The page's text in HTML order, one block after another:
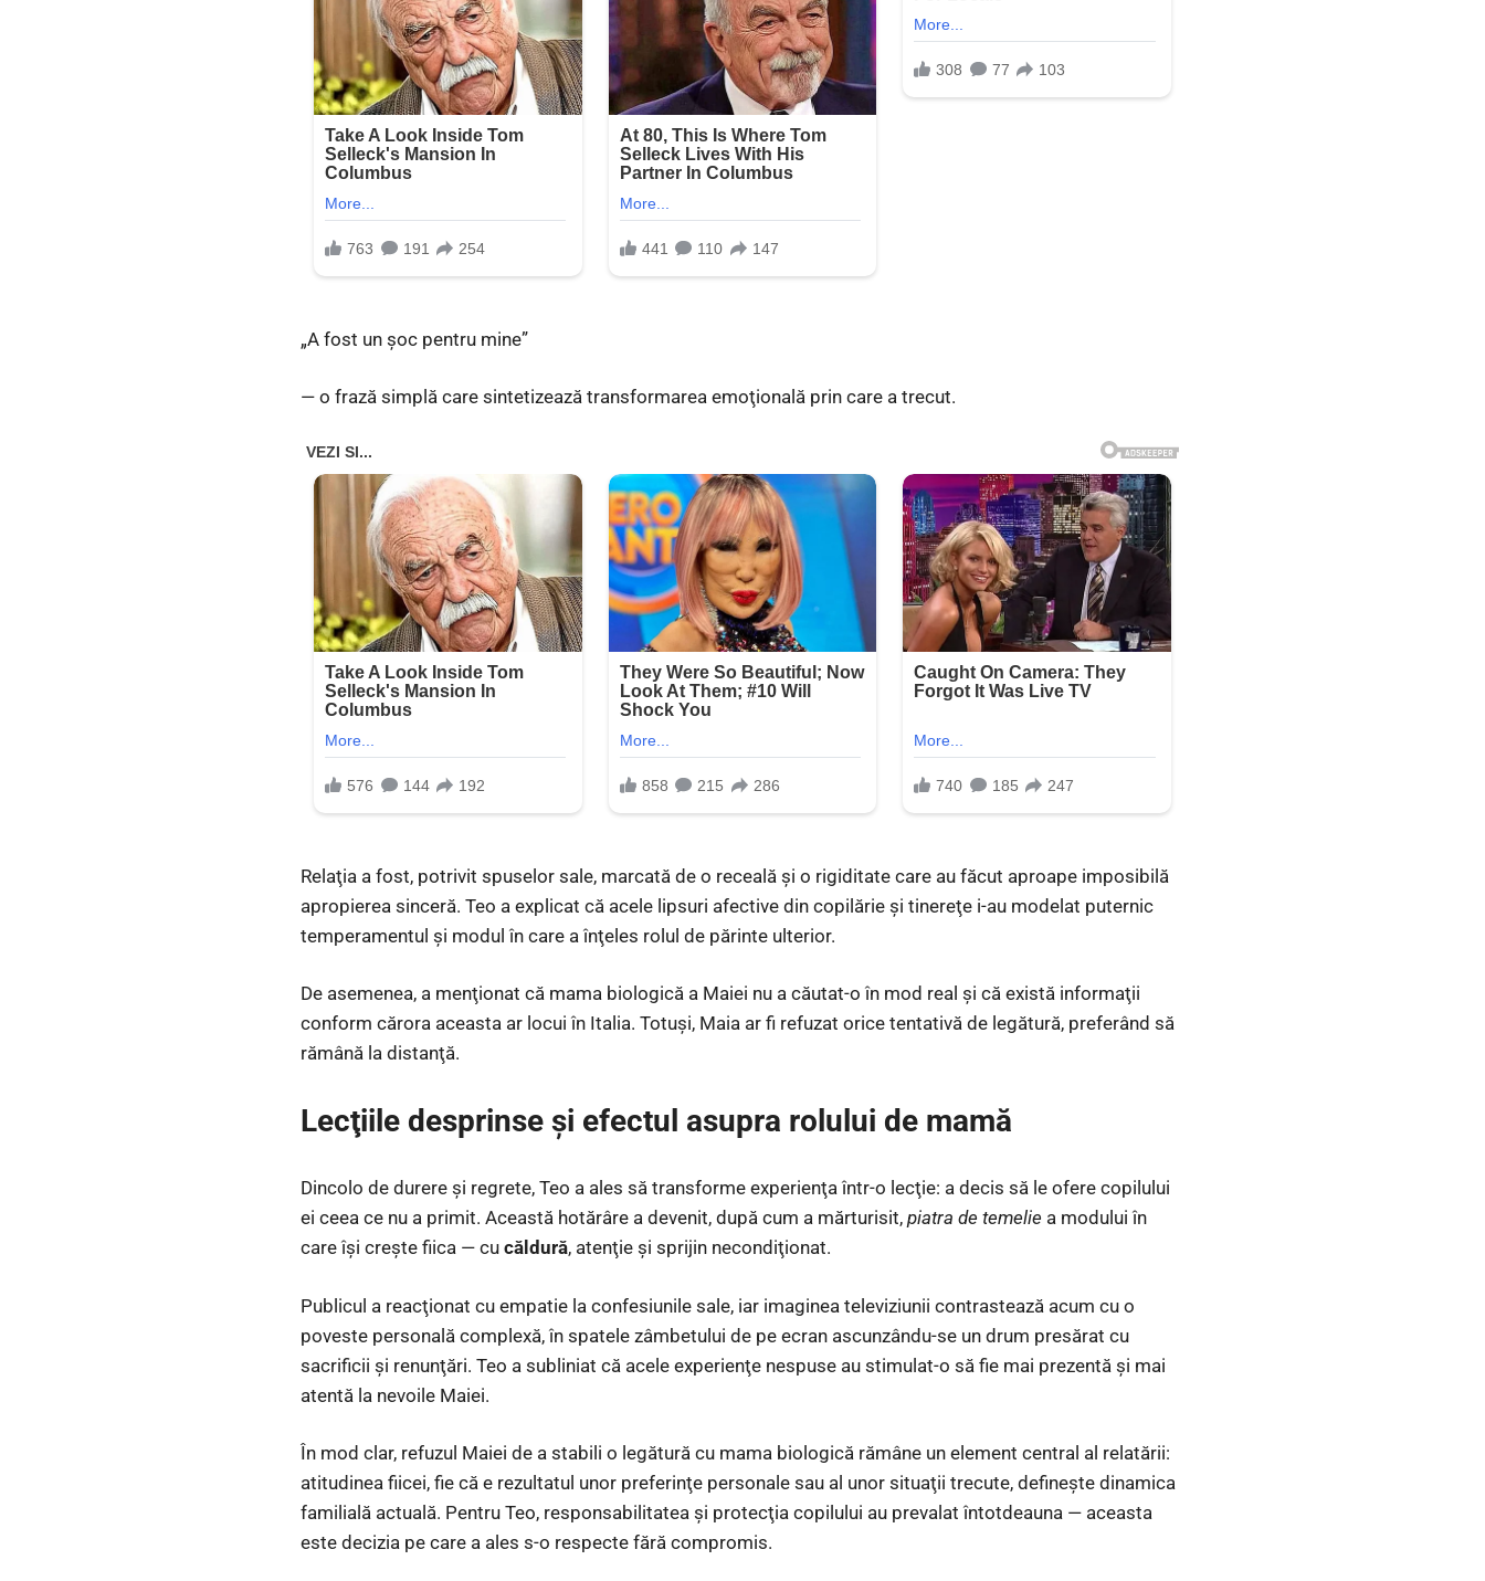
„A fost un şoc pentru mine”
— o frază simplă care sintetizează transformarea emoţională prin care a trecut.
Relaţia a fost, potrivit spuselor sale, marcată de o receală şi o rigiditate care au făcut aproape imposibilă
apropierea sinceră. Teo a explicat că acele lipsuri afective din copilărie şi tinereţe i-au modelat puternic
temperamentul şi modul în care a înţeles rolul de părinte ulterior.
De asemenea, a menţionat că mama biologică a Maiei nu a căutat-o în mod real şi că există informaţii
conform cărora aceasta ar locui în Italia. Totuşi, Maia ar fi refuzat orice tentativă de legătură, preferând să
rămână la distanţă.
Lecţiile desprinse şi efectul asupra rolului de mamă
Dincolo de durere şi regrete, Teo a ales să transforme experienţa într-o lecţie: a decis să le ofere copilului
ei ceea ce nu a primit. Această hotărâre a devenit, după cum a mărturisit, piatra de temelie a modului în
care îşi creşte fiica — cu căldură, atenţie şi sprijin necondiţionat.
Publicul a reacţionat cu empatie la confesiunile sale, iar imaginea televiziunii contrastează acum cu o
poveste personală complexă, în spatele zâmbetului de pe ecran ascunzându-se un drum presărat cu
sacrificii şi renunţări. Teo a subliniat că acele experienţe nespuse au stimulat-o să fie mai prezentă şi mai
atentă la nevoile Maiei.
În mod clar, refuzul Maiei de a stabili o legătură cu mama biologică rămâne un element central al relatării:
atitudinea fiicei, fie că e rezultatul unor preferinţe personale sau al unor situaţii trecute, defineşte dinamica
familială actuală. Pentru Teo, responsabilitatea şi protecţia copilului au prevalat întotdeauna — aceasta
este decizia pe care a ales s-o respecte fără compromis.